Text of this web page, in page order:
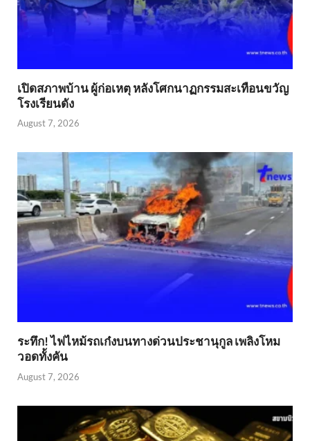
เปิดสภาพบ้าน ผู้ก่อเหตุ หลังโศกนาฏกรรมสะเทือนขวัญ
โรงเรียนดัง
August 7, 2026
ระทึก! ไฟไหม้รถเก๋งบนทางด่วนประชานุกูล เพลิงโหม
วอดทั้งคัน
August 7, 2026